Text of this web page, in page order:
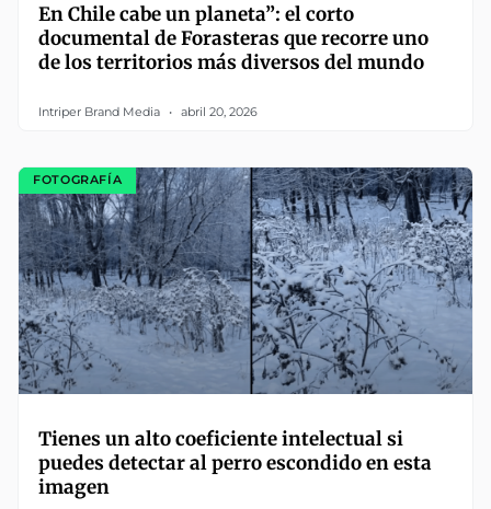
En Chile cabe un planeta”: el corto
documental de Forasteras que recorre uno
de los territorios más diversos del mundo
Intriper Brand Media abril 20, 2026
FOTOGRAFÍA
Tienes un alto coeficiente intelectual si
puedes detectar al perro escondido en esta
imagen